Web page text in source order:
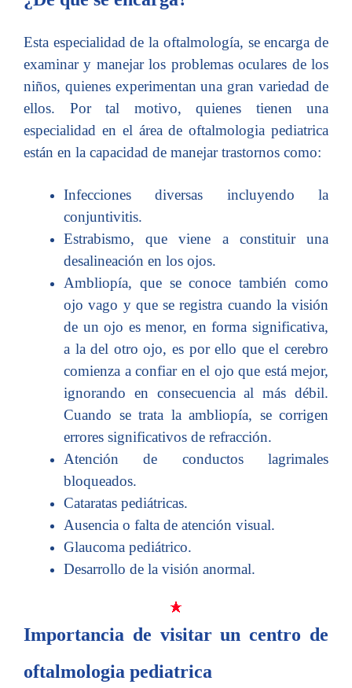
Esta especialidad de la oftalmología, se encarga de
examinar y manejar los problemas oculares de los
niños, quienes experimentan una gran variedad de
ellos. Por tal motivo, quienes tienen una
especialidad en el área de oftalmologia pediatrica
están en la capacidad de manejar trastornos como:
Infecciones diversas incluyendo la
conjuntivitis.
Estrabismo, que viene a constituir una
desalineación en los ojos.
Ambliopía, que se conoce también como
ojo vago y que se registra cuando la visión
de un ojo es menor, en forma significativa,
a la del otro ojo, es por ello que el cerebro
comienza a confiar en el ojo que está mejor,
ignorando en consecuencia al más débil.
Cuando se trata la ambliopía, se corrigen
errores significativos de refracción.
Atención de conductos lagrimales
bloqueados.
Cataratas pediátricas.
Ausencia o falta de atención visual.
Glaucoma pediátrico.
Desarrollo de la visión anormal.
Importancia de visitar un centro de
oftalmologia pediatrica